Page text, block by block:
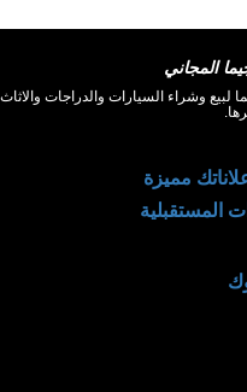
المجاني
لبيع وشراء السيارات والدراجات
مميزة
المستقبلية